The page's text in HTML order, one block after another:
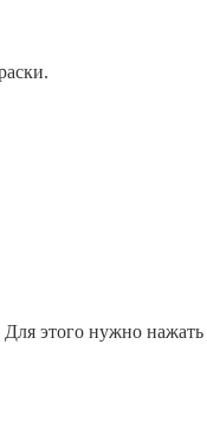
Для этого нужно нажать